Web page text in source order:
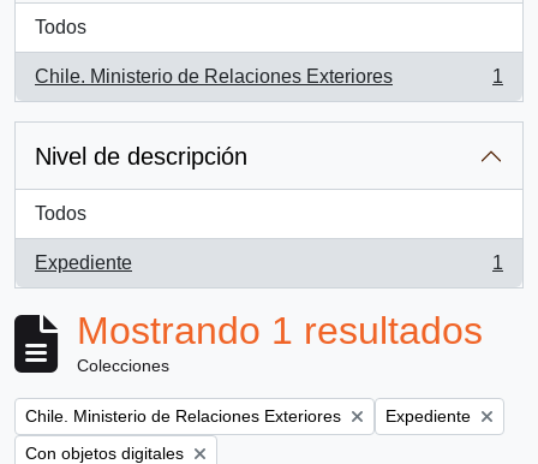
Todos
Chile. Ministerio de Relaciones Exteriores
, 1 resultados
1
Nivel de descripción
Todos
Expediente
, 1 resultados
1
Mostrando 1 resultados
Colecciones
Remove filter:
Chile. Ministerio de Relaciones Exteriores Remove filter:
Expediente
Remove filter:
Con objetos digitales